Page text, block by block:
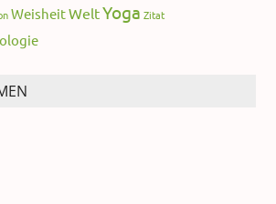
WeisheitWeltYoga Zitat